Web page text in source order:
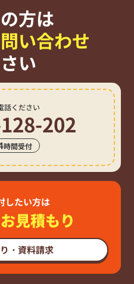
方は
い合わせ
い
話ください
202
時間受付
したい方は
見積もり
・資料請求